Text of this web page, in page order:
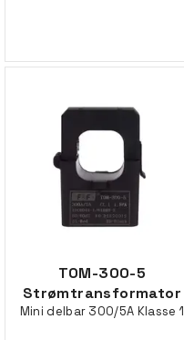
TOM-300-5
Strømtransformator
Mini delbar 300/5A Klasse 1